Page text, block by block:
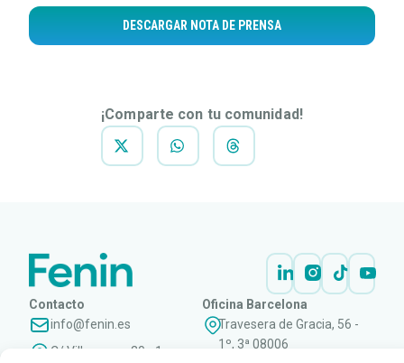
DESCARGAR NOTA DE PRENSA
¡Comparte con tu comunidad!
Contacto
info@fenin.es
C/ Villanueva, 20 - 1-
Oficina Barcelona
Travesera de Gracia, 56 -
1º, 3ª 08006